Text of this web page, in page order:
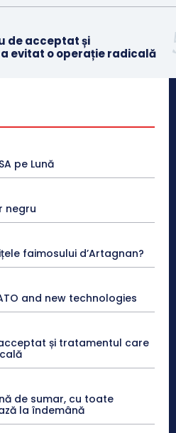
de acceptat și
evitat o operație radicală
pe Lună
negru
faimosului d’Artagnan?
and new technologies
și tratamentul care
de sumar, cu toate
la îndemână